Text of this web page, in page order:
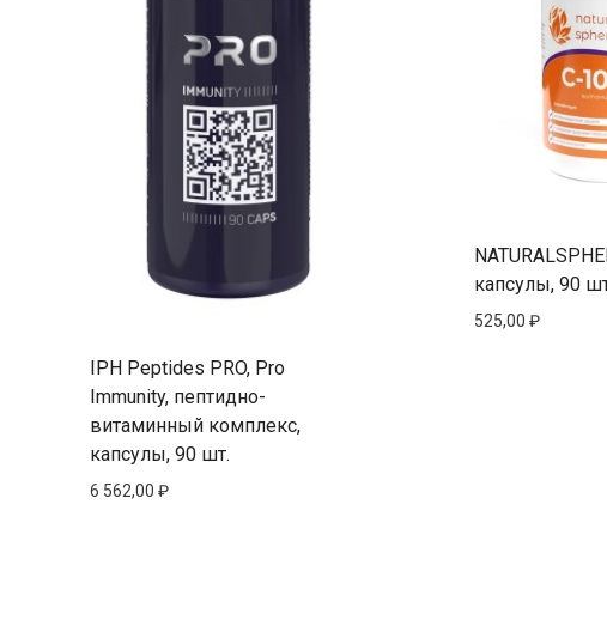
IPH Peptides PRO, Pro
Immunity, пептидно-
витаминный комплекс,
капсулы, 90 шт.
6 562,00 ₽
капсулы, 90
525,00 ₽